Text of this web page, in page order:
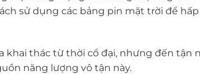
sử dụng các bảng pin mặt trời để
thác từ thời cổ đại, nhưng đến tận
năng lượng vô tận này.